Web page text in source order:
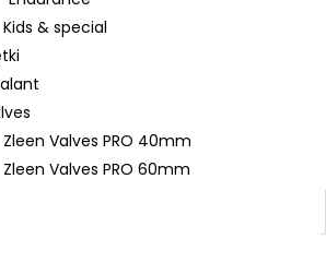
Kids & special
Zleen Valves PRO 40mm
Zleen Valves PRO 60mm